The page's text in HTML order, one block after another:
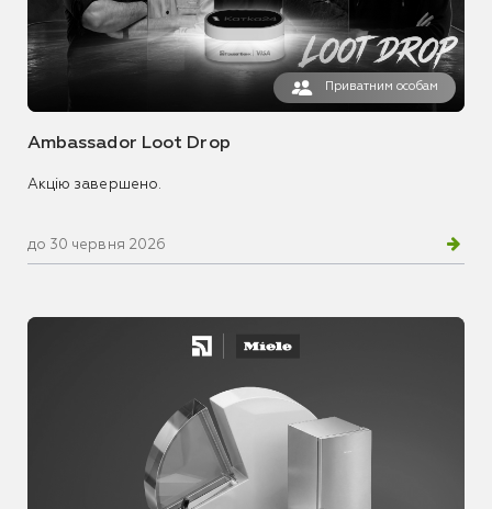
Приватним особам
Ambassador Loot Drop
Акцію завершено.
до 30 червня 2026